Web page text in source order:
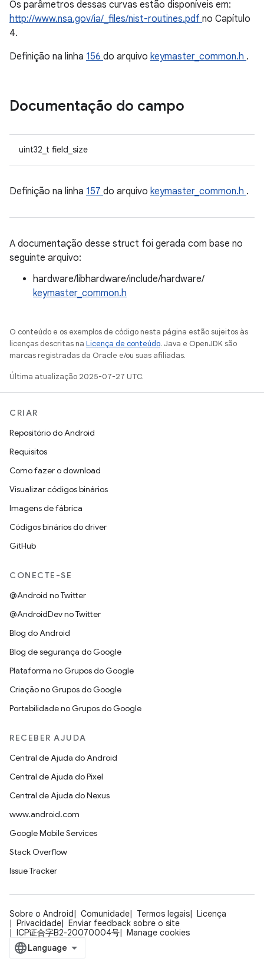
Os parâmetros dessas curvas estão disponíveis em:
http://www.nsa.gov/ia/_files/nist-routines.pdf no Capítulo
4.
Definição na linha 156 do arquivo keymaster_common.h .
Documentação do campo
uint32_t field_size
Definição na linha 157 do arquivo keymaster_common.h .
A documentação desse struct foi gerada com base no
seguinte arquivo:
hardware/libhardware/include/hardware/
keymaster_common.h
O conteúdo e os exemplos de código nesta página estão sujeitos às
licenças descritas na Licença de conteúdo. Java e OpenJDK são
marcas registradas da Oracle e/ou suas afiliadas.
Última atualização 2025-07-27 UTC.
CRIAR
Repositório do Android
Requisitos
Como fazer o download
Visualizar códigos binários
Imagens de fábrica
Códigos binários do driver
GitHub
CONECTE-SE
@Android no Twitter
@AndroidDev no Twitter
Blog do Android
Blog de segurança do Google
Plataforma no Grupos do Google
Criação no Grupos do Google
Portabilidade no Grupos do Google
RECEBER AJUDA
Central de Ajuda do Android
Central de Ajuda do Pixel
Central de Ajuda do Nexus
www.android.com
Google Mobile Services
Stack Overflow
Issue Tracker
Sobre o Android Comunidade Termos legais
Licença
Privacidade
Enviar feedback sobre o site
ICP证合字B2-20070004号
Manage cookies